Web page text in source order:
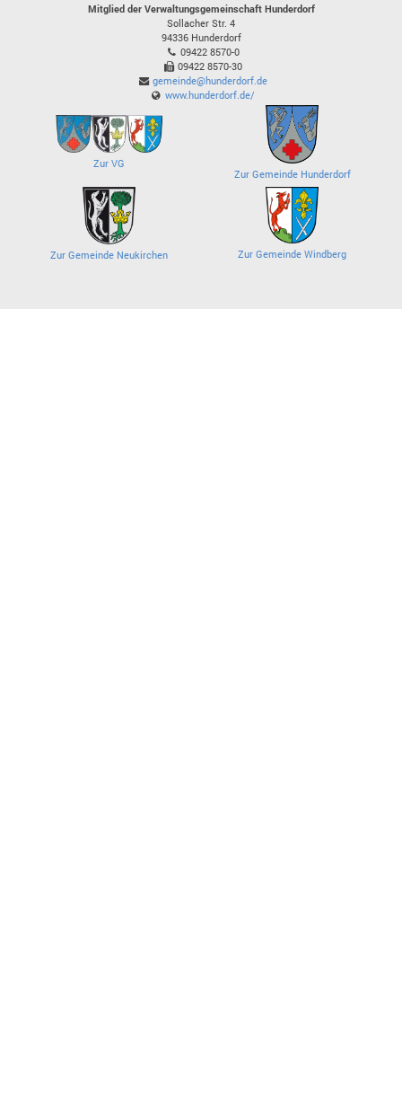
Mitglied der Verwaltungsgemeinschaft Hunderdorf
Sollacher Str. 4
94336 Hunderdorf
09422 8570-0
09422 8570-30
gemeinde@hunderdorf.de
www.hunderdorf.de/
Zur VG
Zur Gemeinde Hunderdorf
Zur Gemeinde Neukirchen Zur Gemeinde Windberg